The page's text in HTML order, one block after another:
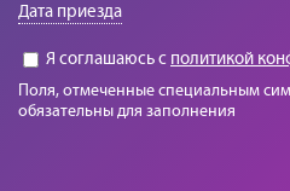
Дата приезда
Я соглашаюсь с политикой
Поля, отмеченные специальным
обязательны для заполнения